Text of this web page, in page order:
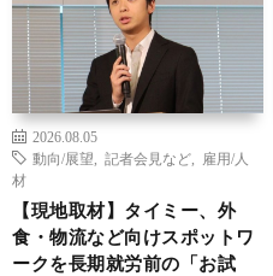
2026.08.05
動向/展望
記者会見など
雇用/人
材
【現地取材】タイミー、外
食・物流など向けスポットワ
ークを長期就労前の「お試